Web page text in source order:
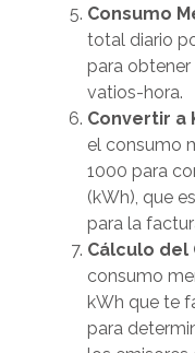
Consumo
total diario
para
vatios-hora.
Convertir a
el consumo
1000 para
(kWh), que
para la
Cálculo del
consumo
kWh que te
para